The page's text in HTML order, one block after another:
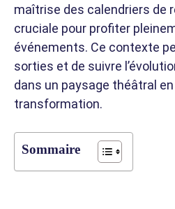
maîtrise des calendriers de
cruciale pour profiter
événements. Ce contexte
sorties et de suivre
dans un paysage théâtral
transformation.
Sommaire